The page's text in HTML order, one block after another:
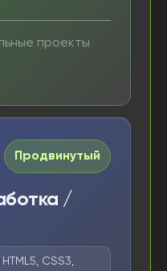
проекты
Продвинутый
/
HTML5, CSS3,